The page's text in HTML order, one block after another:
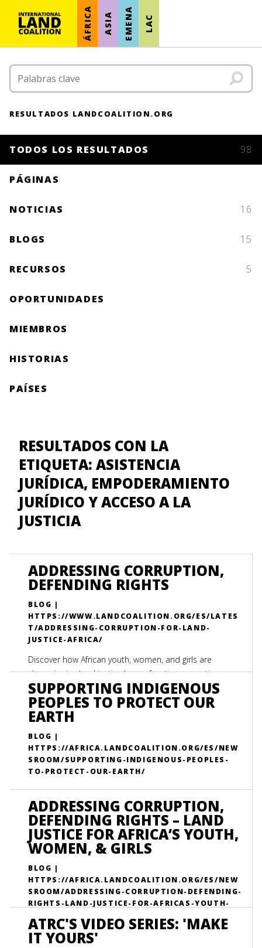
ÁFRICA ASIA EMENA LAC
RESULTADOS LANDCOALITION.ORG
TODOS LOS RESULTADOS 98
PÁGINAS
NOTICIAS 16
BLOGS 15
RECURSOS 5
OPORTUNIDADES
MIEMBROS
HISTORIAS
PAÍSES
RESULTADOS CON LA
ETIQUETA: ASISTENCIA
JURÍDICA, EMPODERAMIENTO
JURÍDICO Y ACCESO A LA
JUSTICIA
ADDRESSING CORRUPTION,
DEFENDING RIGHTS
BLOG |
HTTPS://WWW.LANDCOALITION.ORG/ES/LATES
T/ADDRESSING-CORRUPTION-FOR-LAND-
JUSTICE-AFRICA/
Discover how African youth, women, and girls are
championing land justice by confronting corruption,
defending land rights, and driving sustainable
development across the continent.
SUPPORTING INDIGENOUS
PEOPLES TO PROTECT OUR
EARTH
BLOG |
HTTPS://AFRICA.LANDCOALITION.ORG/ES/NEW
SROOM/SUPPORTING-INDIGENOUS-PEOPLES-
TO-PROTECT-OUR-EARTH/
ADDRESSING CORRUPTION,
DEFENDING RIGHTS – LAND
JUSTICE FOR AFRICA’S YOUTH,
WOMEN, & GIRLS
BLOG |
HTTPS://AFRICA.LANDCOALITION.ORG/ES/NEW
SROOM/ADDRESSING-CORRUPTION-DEFENDING-
RIGHTS-LAND-JUSTICE-FOR-AFRICAS-YOUTH-
Discover how African youth, women, and girls are
ATRC'S VIDEO SERIES: 'MAKE
IT YOURS'